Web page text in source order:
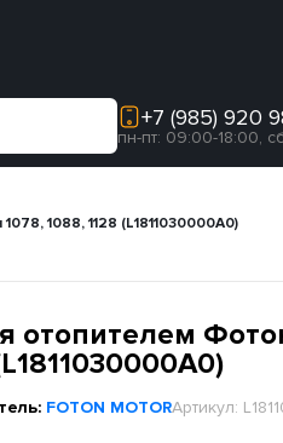
+7 (985) 920
пн-пт: 09:00-18:00,
1088, 1128 (L1811030000A0)
отопителем
FOTON MOTORАртикул: